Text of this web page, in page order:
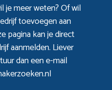
je meer weten? Of wil
toevoegen aan
paginakan je direct
aanmelden. Liever
dan een e-mail